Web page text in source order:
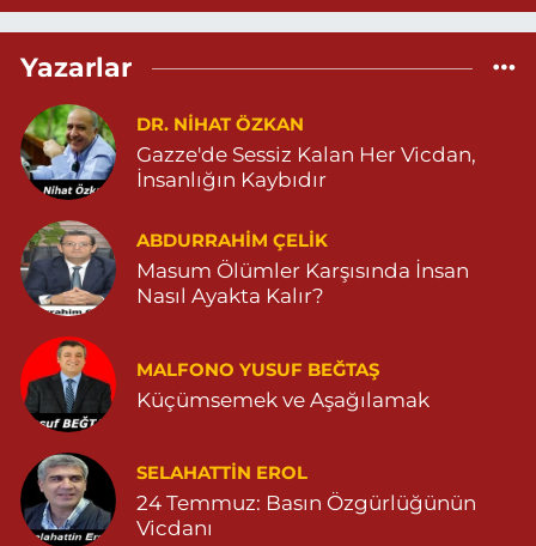
Şilan Eczanesi
ZİRAAT BANKASI AŞAĞISI (MERKEZ) 04822513464
0 (482) 251 34 64 Yol Tarifi Al
BAHÇEBAŞI MAH. SELAHATTİN EYYUBİ CAD NO:57 A
04823812363
0 (482) 381 23 63 Yol Tarifi Al
Seyhan Eczanesi
SEFA MAHALLE Z.ABİDİN ERDEM CADDE NO:23 B 05468034323
0 (546) 803 43 23
Ömerli Eczanesi
YENİ MAHALLE HASTANE CADDESİ 3086 SOKAK NO:7 2
04825413333
Yazarlar
DR. NIHAT ÖZKAN
Gazze'de Sessiz Kalan Her Vicdan,
İnsanlığın Kaybıdır
ABDURRAHIM ÇELİK
Masum Ölümler Karşısında İnsan
Nasıl Ayakta Kalır?
MALFONO YUSUF BEĞTAŞ
Küçümsemek ve Aşağılamak
SELAHATTIN EROL
24 Temmuz: Basın Özgürlüğünün
Vicdanı